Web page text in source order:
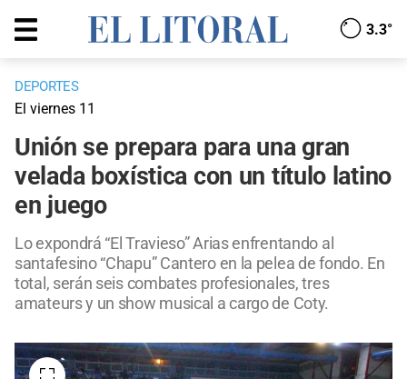
3.3°
DEPORTES
El viernes 11
Unión se prepara para una gran
velada boxística con un título latino
en juego
Lo expondrá “El Travieso” Arias enfrentando al
santafesino “Chapu” Cantero en la pelea de fondo. En
total, serán seis combates profesionales, tres
amateurs y un show musical a cargo de Coty.